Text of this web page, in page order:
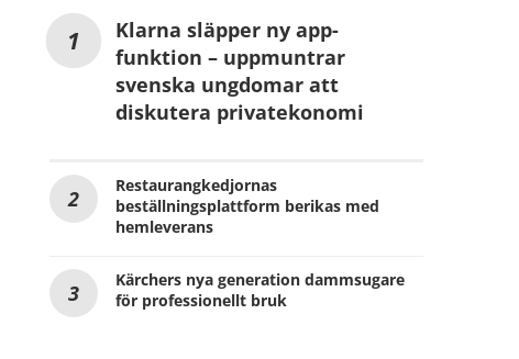
Klarna släpper ny app-
funktion – uppmuntrar
svenska ungdomar att
diskutera privatekonomi
Restaurangkedjornas
beställningsplattform berikas med
hemleverans
Kärchers nya generation dammsugare
för professionellt bruk